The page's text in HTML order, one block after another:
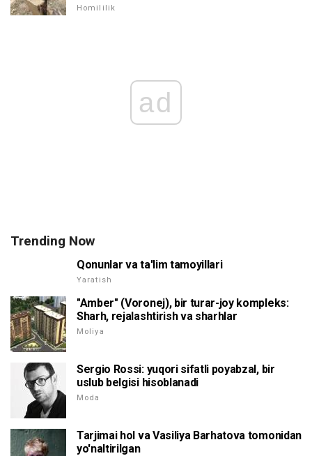
Homililik
ad
Trending Now
Qonunlar va ta'lim tamoyillari
Yaratish
"Amber" (Voronej), bir turar-joy kompleks:
Sharh, rejalashtirish va sharhlar
Moliya
Sergio Rossi: yuqori sifatli poyabzal, bir
uslub belgisi hisoblanadi
Moda
Tarjimai hol va Vasiliya Barhatova tomonidan
yo'naltirilgan